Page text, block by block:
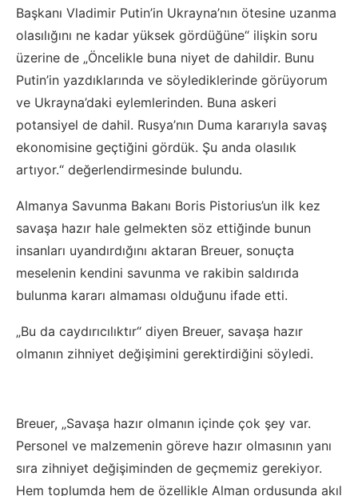
Başkanı Vladimir Putin’in Ukrayna’nın ötesine uzanma
olasılığını ne kadar yüksek gördüğüne“ ilişkin soru
üzerine de „Öncelikle buna niyet de dahildir. Bunu
Putin’in yazdıklarında ve söylediklerinde görüyorum
ve Ukrayna’daki eylemlerinden. Buna askeri
potansiyel de dahil. Rusya’nın Duma kararıyla savaş
ekonomisine geçtiğini gördük. Şu anda olasılık
artıyor.“ değerlendirmesinde bulundu.
Almanya Savunma Bakanı Boris Pistorius’un ilk kez
savaşa hazır hale gelmekten söz ettiğinde bunun
insanları uyandırdığını aktaran Breuer, sonuçta
meselenin kendini savunma ve rakibin saldırıda
bulunma kararı almaması olduğunu ifade etti.
„Bu da caydırıcılıktır“ diyen Breuer, savaşa hazır
olmanın zihniyet değişimini gerektirdiğini söyledi.
Breuer, „Savaşa hazır olmanın içinde çok şey var.
Personel ve malzemenin göreve hazır olmasının yanı
sıra zihniyet değişiminden de geçmemiz gerekiyor.
Hem toplumda hem de özellikle Alman ordusunda akıl